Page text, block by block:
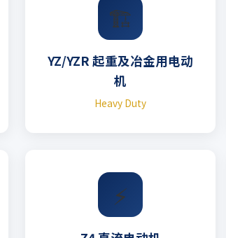
🏗️
YZ/YZR 起重及冶金用电动
机
Heavy Duty
⚡